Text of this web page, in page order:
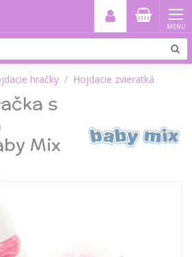
MENU
hračky Hojdacie zvieratká
s
Mix